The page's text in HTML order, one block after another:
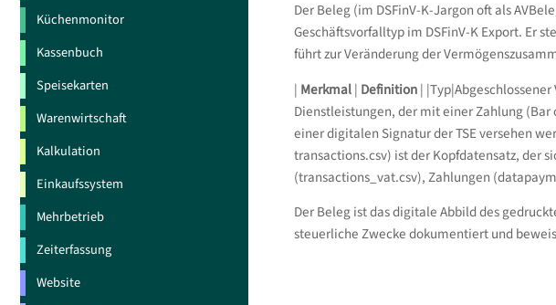
Küchenmonitor
Kassenbuch
Speisekarten
Warenwirtschaft
Kalkulation
Einkaufssystem
Mehrbetrieb
Zeiterfassung
Website
Der Beleg (im DSFinV-K-Jargon oft als
Geschäftsvorfalltyp im DSFinV-K Export. Er
führt zur Veränderung der
| Merkmal| Definition|
Dienstleistungen, der mit einer Zahlung (Bar
einer digitalen Signatur der TSE versehen
transactions.csv) ist der Kopfdatensatz, der
(transactions_vat.csv), Zahlungen
Der Beleg ist das digitale Abbild des
steuerliche Zwecke dokumentiert und